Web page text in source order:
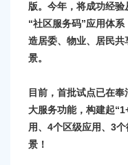
版。 今年， 将成功经验
“社区服务码”应用体系
造居委、物业、居民共
景。
目前，首批试点已在
大服务功能，构建起
用、4个区级应用、3
景！